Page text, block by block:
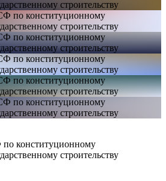
конституционному
строительству